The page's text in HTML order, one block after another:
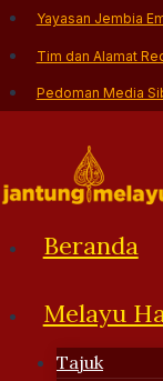
Skip
Yayasan Jembia
Tim dan Alamat
Pedoman Media
Beranda
Melayu
Tajuk